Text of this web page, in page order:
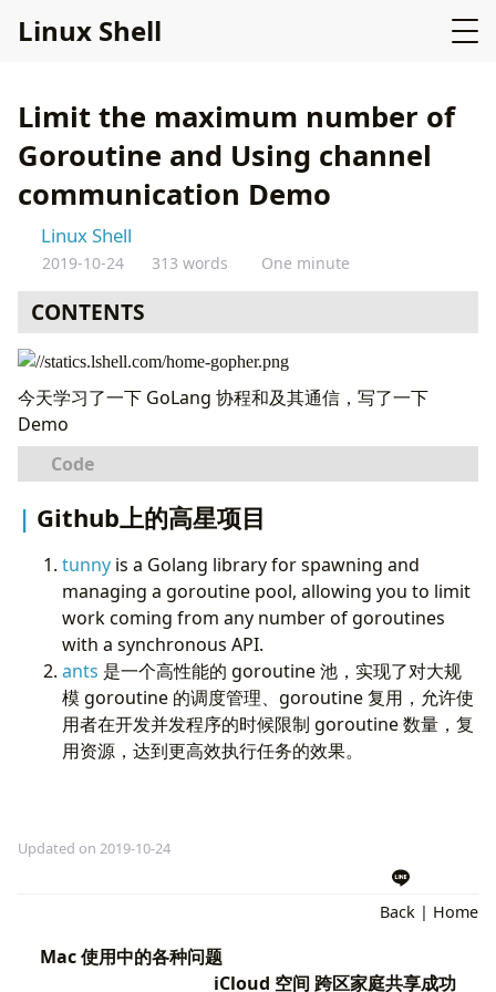
Linux Shell
Limit the maximum number of
Goroutine and Using channel
communication Demo
Linux Shell
2019-10-24 313 words One minute
CONTENTS
Github上的高星项目
今天学习了一下 GoLang 协程和及其通信，写了一下
Demo
package main
import
(
"fmt"
"strconv"
"sync"
"time"
)
// Maximum goroutine
const
goSize = 5
}
Code
int
Stdout string
Github上的高星项目
tunny is a Golang library for spawning and
managing a goroutine pool, allowing you to limit
work coming from any number of goroutines
with a synchronous API.
ants 是一个高性能的 goroutine 池，实现了对大规
模 goroutine 的调度管理、goroutine 复用，允许使
用者在开发并发程序的时候限制 goroutine 数量，复
用资源，达到更高效执行任务的效果。
Updated on 2019-10-24
Back | Home
Mac 使用中的各种问题
iCloud 空间 跨区家庭共享成功